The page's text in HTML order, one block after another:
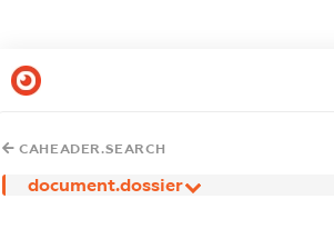
CAHEADER.SEARCH
document.dossier